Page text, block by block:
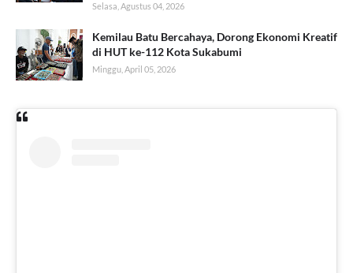
Selasa, Agustus 04, 2026
Kemilau Batu Bercahaya, Dorong Ekonomi Kreatif
di HUT ke-112 Kota Sukabumi
Minggu, April 05, 2026